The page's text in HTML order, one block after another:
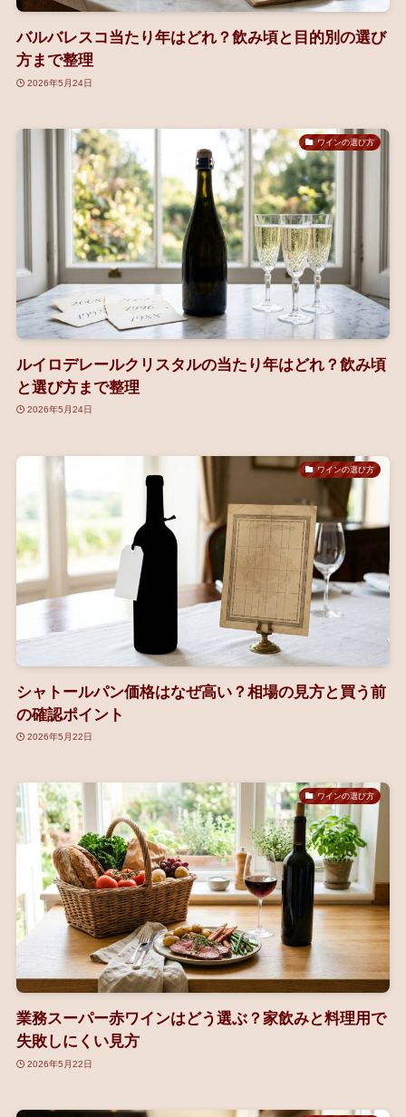
バルバレスコ当たり年はどれ？飲み頃と目的別の選び
方まで整理
2026年5月24日
ワインの選び方
ルイロデレールクリスタルの当たり年はどれ？飲み頃
と選び方まで整理
2026年5月24日
ワインの選び方
シャトールパン価格はなぜ高い？相場の見方と買う前
の確認ポイント
2026年5月22日
ワインの選び方
業務スーパー赤ワインはどう選ぶ？家飲みと料理用で
失敗しにくい見方
2026年5月22日